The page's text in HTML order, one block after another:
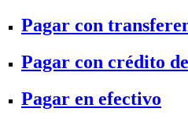
Pagar con
Pagar con crédito
Pagar en efectivo